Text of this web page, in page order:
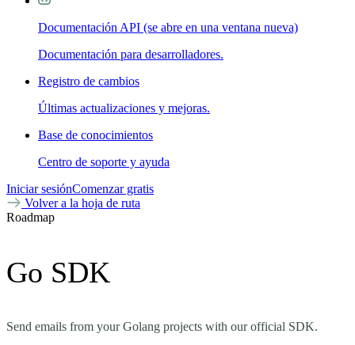
Documentación API (se abre en una ventana nueva)
Documentación para desarrolladores.
Registro de cambios
Últimas actualizaciones y mejoras.
Base de conocimientos
Centro de soporte y ayuda
Iniciar sesiónComenzar gratis
Volver a la hoja de ruta
Roadmap
Go SDK
Send emails from your Golang projects with our official SDK.